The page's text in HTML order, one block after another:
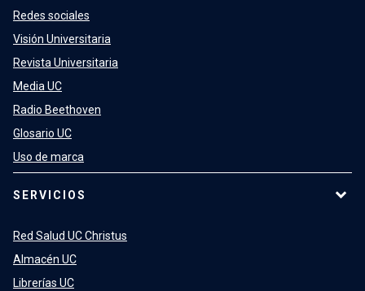
Redes sociales
Visión Universitaria
Revista Universitaria
Media UC
Radio Beethoven
Glosario UC
Uso de marca
SERVICIOS
Red Salud UC Christus
Almacén UC
Librerías UC